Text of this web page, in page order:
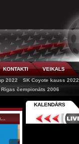
KONTAKTI
VEIKALS
2022 SK Coyote kauss 2022
Rīgas čempionāts 2006
RTU/Rockets 2
KALENDĀRS